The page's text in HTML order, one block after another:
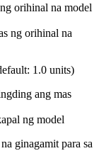
orihinal na model
ng orihinal na
1.0 units)
ang mas
ng model
ginagamit para sa